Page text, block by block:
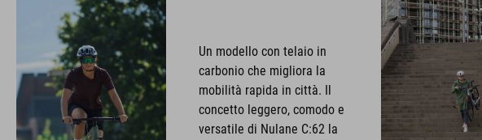
Un modello con telaio in
carbonio che migliora la
mobilità rapida in città. Il
concetto leggero, comodo e
versatile di Nulane C:62 la